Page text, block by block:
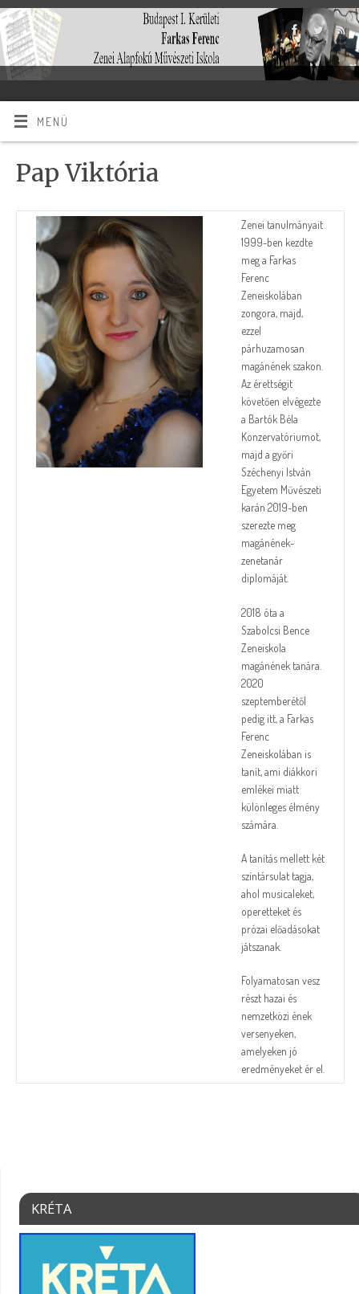
MENÜ
Pap Viktória
Zenei tanulmányait
1999-ben kezdte
meg a Farkas
Ferenc
Zeneiskolában
zongora, majd,
ezzel
párhuzamosan
magánének szakon.
Az érettségit
követően elvégezte
a Bartók Béla
Konzervatóriumot,
majd a győri
Széchenyi István
Egyetem Művészeti
karán 2019-ben
szerezte meg
magánének-
zenetanár
diplomáját.
2018 óta a
Szabolcsi Bence
Zeneiskola
magánének tanára.
2020
szeptemberétől
pedig itt, a Farkas
Ferenc
Zeneiskolában is
tanít, ami diákkori
emlékei miatt
különleges élmény
számára.
A tanítás mellett két
színtársulat tagja,
ahol musicaleket,
operetteket és
prózai előadásokat
játszanak.
Folyamatosan vesz
részt hazai és
nemzetközi ének
versenyeken,
amelyeken jó
eredményeket ér el.
KRÉTA